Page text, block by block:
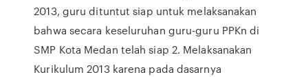
2013, guru dituntut siap untuk melaksanakan
bahwa secara keseluruhan guru-guru PPKn di
SMP Kota Medan telah siap 2. Melaksanakan
Kurikulum 2013 karena pada dasarnya